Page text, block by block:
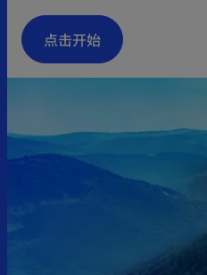
点击开始